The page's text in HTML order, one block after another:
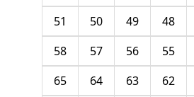
48
49
50
51
55
56
57
58
62
63
64
65